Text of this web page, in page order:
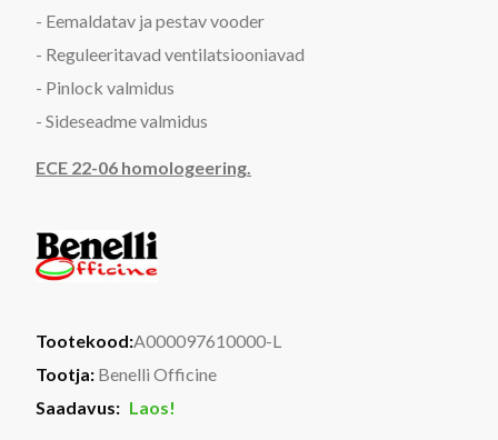
- Eemaldatav ja pestav vooder
- Reguleeritavad ventilatsiooniavad
- Pinlock valmidus
- Sideseadme valmidus
ECE 22-06 homologeering.
Tootekood:A000097610000-L
Tootja: Benelli Officine
Saadavus: Laos!